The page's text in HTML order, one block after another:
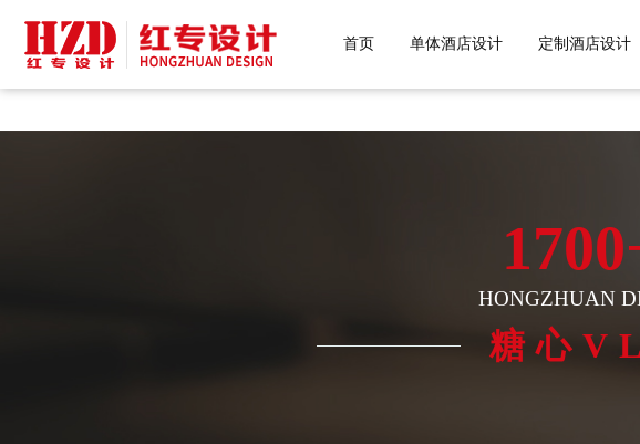
糖心VLOG色版官网首页,糖心VLOG网页版,
首页 单体酒店设计 定制酒店设计
HONGZHUAN
糖心